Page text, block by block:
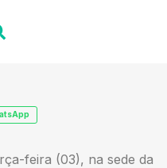
feira (03), na sede da